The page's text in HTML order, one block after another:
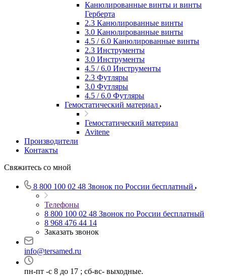
Канюлированные винты и винты
Герберта
2.3 Канюлированные винты
3.0 Канюлированные винты
4.5 / 6.0 Канюлированные винты
2.3 Инструменты
3.0 Инструменты
4.5 / 6.0 Инструменты
2.3 Футляры
3.0 Футляры
4.5 / 6.0 Футляры
Гемостатический материал
Гемостатический материал
Avitene
Производители
Контакты
Свяжитесь со мной
8 800 100 02 48 Звонок по России бесплатный
Телефоны
8 800 100 02 48 Звонок по России бесплатный
8 968 476 44 14
Заказать звонок
info@tersamed.ru
пн-пт -с 8 до 17 ; сб-вс- выходные.